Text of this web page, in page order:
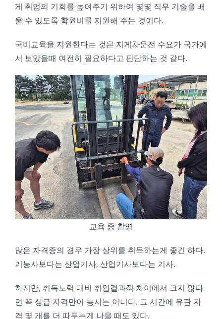
게 취업의 기회를 높여주기 위하여 몇몇 직무 기술을 배
울 수 있도록 학원비를 지원해 주는 것이다.
국비교육을 지원한다는 것은 지게차운전 수요가 국가에
서 보았을때 여전히 필요하다고 판단하는 것 같다.
교육 중 촬영
많은 자격증의 경우 가장 상위를 취득하는게 좋긴 하다.
기능사보다는 산업기사, 산업기사보다는 기사.
하지만, 취득노력 대비 취업결과적 차이에서 크지 않다
면 꼭 상급 자격만이 능사는 아니다. 그 시간에 유관 자
격 몇 개를 더 따두는게 나을 때도 있다.